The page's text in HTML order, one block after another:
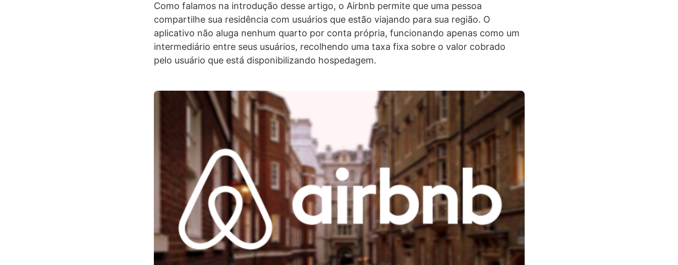
Como falamos na introdução desse artigo, o Airbnb permite que uma pessoa
compartilhe sua residência com usuários que estão viajando para sua região. O
aplicativo não aluga nenhum quarto por conta própria, funcionando apenas como um
intermediário entre seus usuários, recolhendo uma taxa fixa sobre o valor cobrado
pelo usuário que está disponibilizando hospedagem.